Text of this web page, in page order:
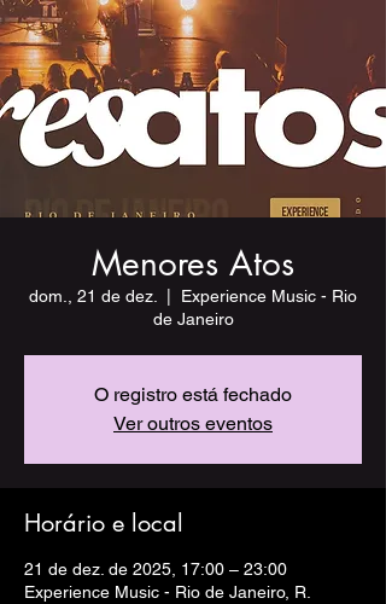
Menores Atos
dom., 21 de dez.
Experience Music - Rio
de Janeiro
O registro está fechado
Ver outros eventos
Horário e local
21 de dez. de 2025, 17:00 – 23:00
Experience Music - Rio de Janeiro, R.